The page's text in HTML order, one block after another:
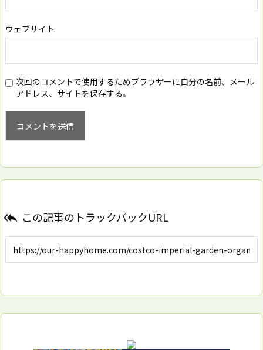
ウェブサイト
次回のコメントで使用するためブラウザーに自分の名前、メール
アドレス、サイトを保存する。
 この記事のトラックバックURL